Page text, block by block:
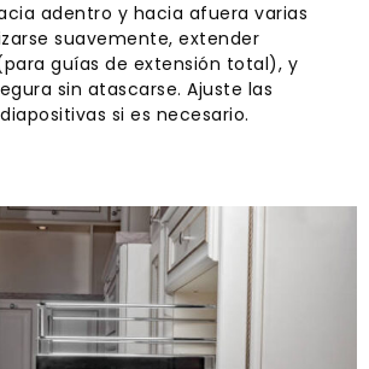
adentro y hacia afuera varias
suavemente, extender
guías de extensión total), y
sin atascarse. Ajuste las
si es necesario.